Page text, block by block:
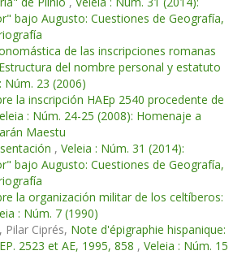
bajo Augusto: Cuestiones de Geografía,
de las inscripciones romanas
del nombre personal y estatuto
Núm. 23 (2006)
la inscripción HAEp 2540 procedente de
: Núm. 24-25 (2008): Homenaje a
Maestu
, Veleia : Núm. 31 (2014):
bajo Augusto: Cuestiones de Geografía,
la organización militar de los celtíberos:
: Núm. 7 (1990)
Pilar Ciprés, Note d'épigraphie hispanique:
2523 et AE, 1995, 858 , Veleia : Núm. 15